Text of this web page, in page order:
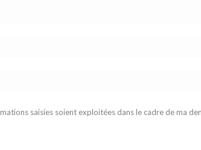
saisies soient exploitées dans le cadre de ma